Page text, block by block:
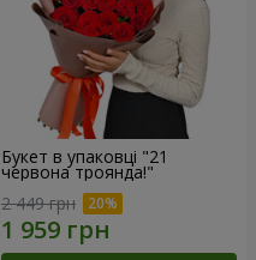
Букет в упаковці "21
червона троянда!"
2 449 грн